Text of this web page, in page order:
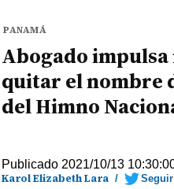
PANAMÁ
Abogado
quitar el nombre
del Himno
Publicado 2021/10/13
Karol Elizabeth Lara / Seguir